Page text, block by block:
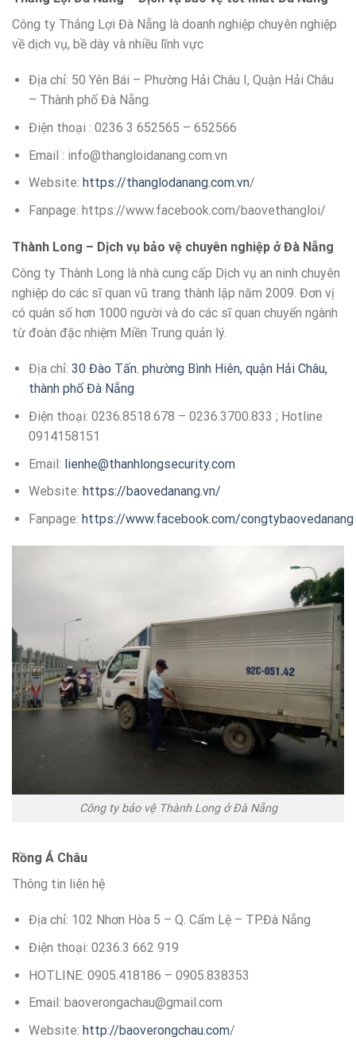
Công ty Thắng Lợi Đà Nẵng là doanh nghiệp chuyên nghiệp
về dịch vụ, bề dày và nhiều lĩnh vực
Địa chỉ: 50 Yên Bái – Phường Hải Châu I, Quận Hải Châu
– Thành phố Đà Nẵng.
Điện thoại : 0236 3 652565 – 652566
Email : info@thangloidanang.com.vn
Website: https://thanglodanang.com.vn/
Fanpage: https://www.facebook.com/baovethangloi/
Thành Long – Dịch vụ bảo vệ chuyên nghiệp ở Đà Nẵng
Công ty Thành Long là nhà cung cấp Dịch vụ an ninh chuyên
nghiệp do các sĩ quan vũ trang thành lập năm 2009. Đơn vị
có quân số hơn 1000 người và do các sĩ quan chuyển ngành
từ đoàn đặc nhiệm Miền Trung quản lý.
Địa chỉ: 30 Đào Tấn. phường Bình Hiên, quận Hải Châu,
thành phố Đà Nẵng
Điện thoại: 0236.8518.678 – 0236.3700.833 ; Hotline
0914158151
Email: lienhe@thanhlongsecurity.com
Website: https://baovedanang.vn/
Fanpage: https://www.facebook.com/congtybaovedanang
Công ty bảo vệ Thành Long ở Đà Nẵng
Rồng Á Châu
Thông tin liên hệ
Địa chỉ: 102 Nhơn Hòa 5 – Q. Cẩm Lệ – TP.Đà Nẵng
Điện thoại: 0236.3 662 919
HOTLINE: 0905.418186 – 0905.838353
Email: baoverongachau@gmail.com
Website: http://baoverongchau.com/